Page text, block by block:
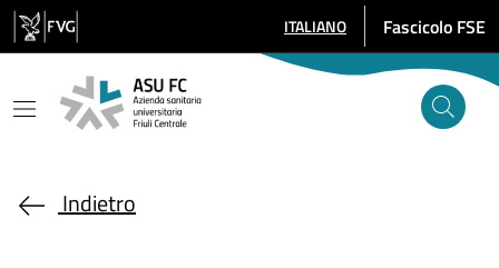
Salta al contenuto principale
SELEZIONE LINGUA: LINGUA
ITALIANO Fascicolo FSE
Indietro